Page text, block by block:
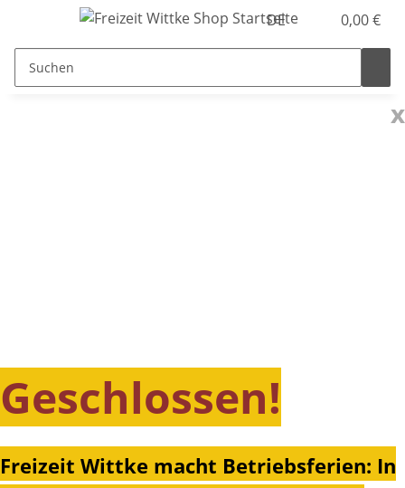
DE 0,00 €
x
Geschlossen!
Freizeit Wittke macht Betriebsferien: In